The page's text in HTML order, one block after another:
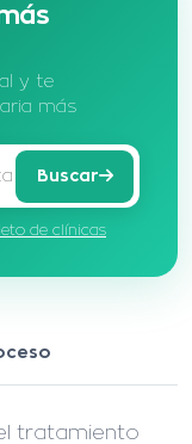
y te
más
Buscar
de clínicas
tratamiento